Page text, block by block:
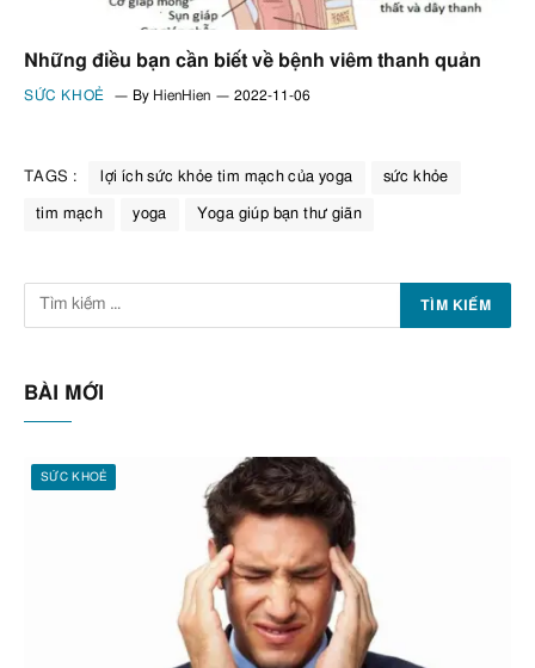
Những điều bạn cần biết về bệnh viêm thanh quản
SỨC KHOẺ By HienHien 2022-11-06
TAGS : lợi ích sức khỏe tim mạch của yoga sức khỏe
tim mạch yoga Yoga giúp bạn thư giãn
BÀI MỚI
SỨC KHOẺ